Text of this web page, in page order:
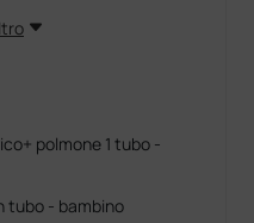
polmone 1 tubo -
tubo - bambino